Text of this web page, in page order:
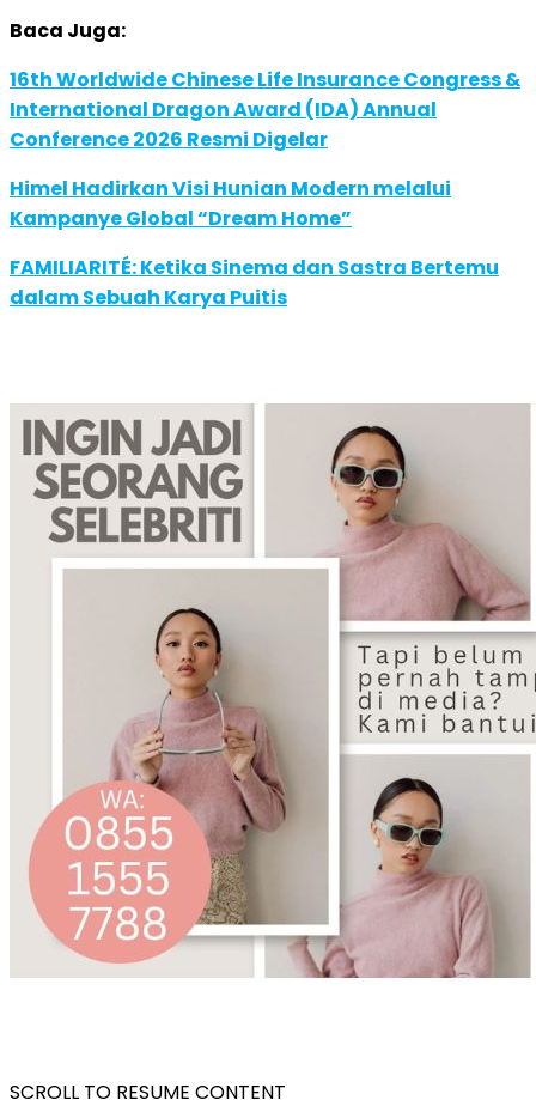
Baca Juga:
16th Worldwide Chinese Life Insurance Congress &
International Dragon Award (IDA) Annual
Conference 2026 Resmi Digelar
Himel Hadirkan Visi Hunian Modern melalui
Kampanye Global “Dream Home”
FAMILIARITÉ: Ketika Sinema dan Sastra Bertemu
dalam Sebuah Karya Puitis
SCROLL TO RESUME CONTENT